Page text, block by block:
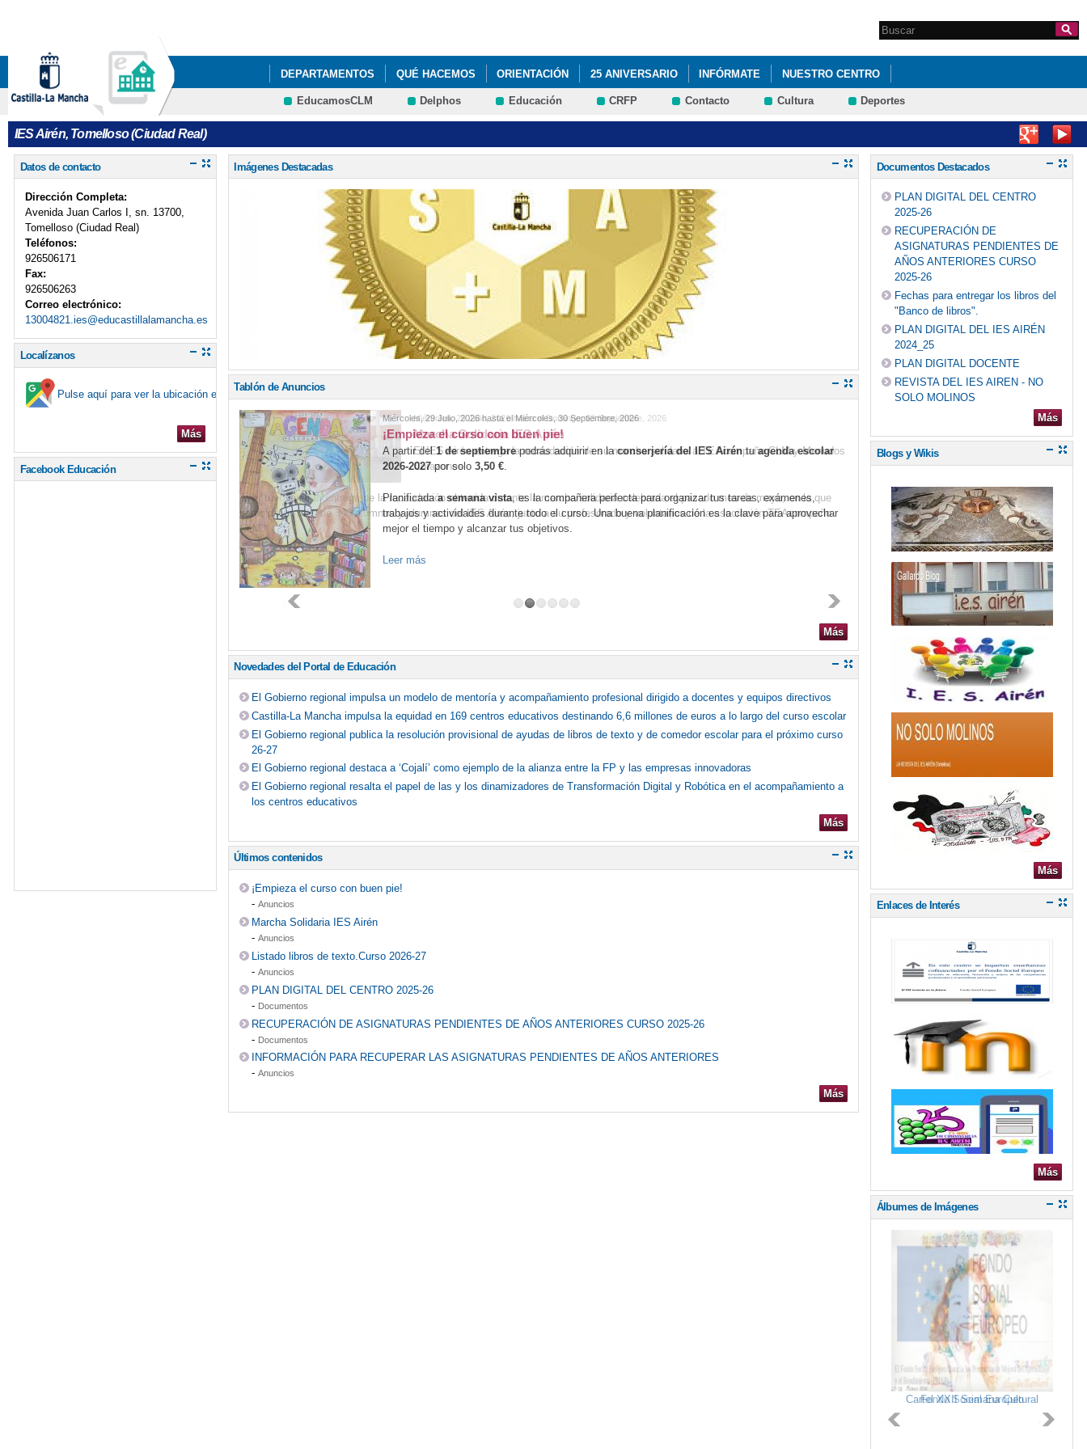
Formulario de
búsqueda
Search this site
DEPARTAMENTOS QUÉ HACEMOS ORIENTACIÓN 25 ANIVERSARIO INFÓRMATE NUESTRO CENTRO
ACTIVIDADES DEL PROGRAMA DE CONVIVENCIA ACTIVIDADES DEL PROGRAMA DE CONVIVENCIA ACTIVIDADES EXTRAESCOLARES
ADMISIÓN DE ALUMNADO 2016-2017 AGENDA ESCOLAR ASTRONOMÍA AULAS ENGALANADAS AYUDAS LIBROS DE TEXTO BIBLIOTECA
BIBLIOTECA AIRÉN BIENVENIDA CURSO 2015/16 BLOG DE CARLOS RUIZ MASÓ CELEBRACIONES DEL DÍA DE LA PAZ
CESTAIRÉN Y PUNTOS CESTAIRÉN Y PUNTOS. EQUIPOS FINALISTAS CLAUSURA DEL PROGRAMA DE CONVIVENCIA COLORISTAS MANDALAS
COMIENZA EL 2º TRIMESTRE DEL CURSO 2015/2016 CONCURSO "A LA CAZA DE FALTAS DE ORTOGRAFÍA POR LAS CALLES DE TOMELLOSO"
CALENDARIO ESCOLAR 2018-19 CHARLA USO DE INTERNET DÍA ESCOLAR DE LAS MATEMÁTICAS EL IES "AIRÉN" SE VISTE DE NAVIDAD
FORMACIÓN PROFESIONAL BÁSICA FORMACIÓN PROFESIONAL BÁSICA FELIZ NAVIDAD Y PRÓSPERO AÑO NUEVO 2018
GALA PROVINCIAL DEL DEPORTE INICIO DEL CURSO 2015-2016 JORNADA DE PUERTAS ABIERTAS
JORNADAS DE PUERTAS ABIERTAS LIBROS DE TEXTO 2019_2020 LENGUA Y LITERATURA
NO SOLO MOLINOS - REVISTA DEL IES AIRÉN - 8 - 2022 ONDAIRÉN TALLER DE RADIO EDUCATIVO ONDAIRÉN EN LAS REDES
PRESENTACIÓN DEL LIBRO "PASIÓN Y POESÍA CON P DE PILAR" PRIMER PREMIO DE PINTURA PROYECTO KALEIDOS
RADIO AIRÉN REVISTA VISITA "CIUDAD DE LAS ARTES Y LAS CIENCIAS" DE VALENCIA VISITA CERRO DE LAS CABEZAS
VISITA DE JULIO PÉREZ
XXXVIII CARRERA POPULAR "CIUDAD DE TOMELLOSO" ÁRBOLES CON MATERIAL RECICLADO
EducamosCLM Delphos Educación CRFP Contacto Cultura Deportes
IES Airén, Tomelloso (Ciudad Real)
Datos de contacto
Dirección Completa:
Avenida Juan Carlos I, sn. 13700,
Tomelloso (Ciudad Real)
Teléfonos:
926506171
Fax:
926506263
Correo electrónico:
13004821.ies@educastillalamancha.es
Localízanos
Pulse aquí para ver la ubicación en el mapa
Más
Facebook Educación
Imágenes Destacadas
Tablón de Anuncios
Miércoles, 29 Julio, 2026 hasta el Miércoles, 30 Septiembre, 2026
¡Empieza el curso con buen pie!
A partir del1 de septiembrepodrás adquirir en laconserjería del IES Airéntuagenda escolar
2026-2027por solo 3,50 €.
Planificadaa semana vista, es la compañera perfecta para organizar tus tareas, exámenes,
trabajos y actividades durante todo el curso. Una buena planificación es la clave para aprovechar
mejor el tiempo y alcanzar tus objetivos.
Leer más
Más
Novedades del Portal de Educación
El Gobierno regional impulsa un modelo de mentoría y acompañamiento profesional dirigido a docentes y equipos directivos
Castilla-La Mancha impulsa la equidad en 169 centros educativos destinando 6,6 millones de euros a lo largo del curso escolar
El Gobierno regional publica la resolución provisional de ayudas de libros de texto y de comedor escolar para el próximo curso
26-27
El Gobierno regional destaca a ‘Cojalí’ como ejemplo de la alianza entre la FP y las empresas innovadoras
El Gobierno regional resalta el papel de las y los dinamizadores de Transformación Digital y Robótica en el acompañamiento a
los centros educativos
Más
Últimos contenidos
¡Empieza el curso con buen pie!
-Anuncios
Marcha Solidaria IES Airén
-Anuncios
Listado libros de texto.Curso 2026-27
-Anuncios
PLAN DIGITAL DEL CENTRO 2025-26
- Documentos
RECUPERACIÓN DE ASIGNATURAS PENDIENTES DE AÑOS ANTERIORES CURSO 2025-26
- Documentos
INFORMACIÓN PARA RECUPERAR LAS ASIGNATURAS PENDIENTES DE AÑOS ANTERIORES
-Anuncios
Más
Documentos Destacados
PLAN DIGITAL DEL CENTRO
2025-26
RECUPERACIÓN DE
ASIGNATURAS PENDIENTES DE
AÑOS ANTERIORES CURSO
2025-26
Fechas para entregar los libros del
"Banco de libros".
PLAN DIGITAL DEL IES AIRÉN
2024_25
PLAN DIGITAL DOCENTE
REVISTA DEL IES AIREN - NO
SOLO MOLINOS
Más
Blogs y Wikis
Más
Enlaces de Interés
Más
Álbumes de Imágenes
Cartel XXII Semana Cultural